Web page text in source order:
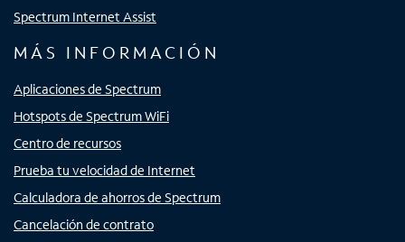
Spectrum Internet Assist
MÁS INFORMACIÓN
Aplicaciones de Spectrum
Hotspots de Spectrum WiFi
Centro de recursos
Prueba tu velocidad de Internet
Calculadora de ahorros de Spectrum
Cancelación de contrato